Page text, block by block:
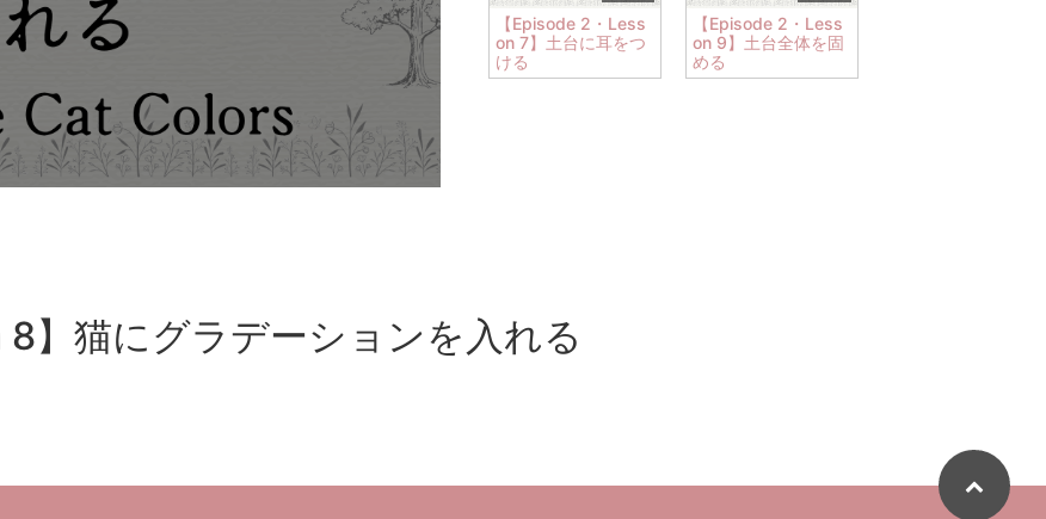
【Episode 2・Less
on 7】土台に耳をつ
ける
【Episode 2・Less
on 9】土台全体を固
める
8】猫にグラデーションを入れる